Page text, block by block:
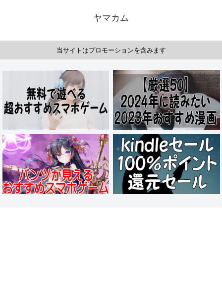
ヤマカム
当サイトはプロモーションを含みます